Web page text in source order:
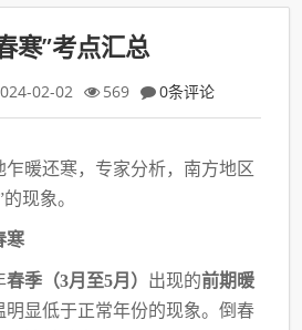
寒”考点汇总
02-02 569 0条评论
乍暖还寒，专家分析，南方地区
现象。
寒
春季（3月至5月） 出现的前期暖
明显低于正常年份的现象。倒春